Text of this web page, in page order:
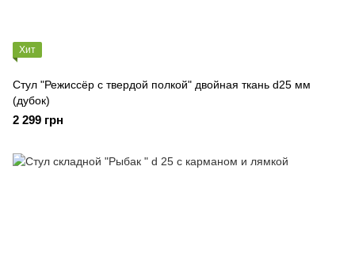
Хит
Стул "Режиссёр с твердой полкой" двойная ткань d25 мм
(дубок)
2 299 грн